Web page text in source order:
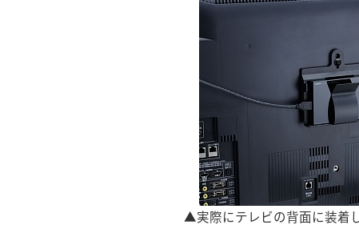
▲実際にテレビの背面に装着